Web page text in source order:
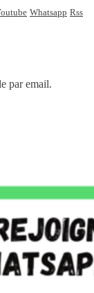
Whatsapp Rss
par email.